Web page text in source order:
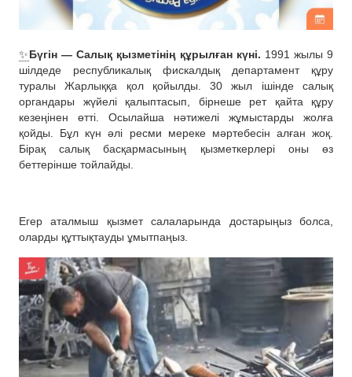
✨Бүгін — Салық қызметінің құрылған күні. 1991 жылы 9
шілдеде республикалық фискалдық департамент құру
туралы Жарлыққа қол қойылды. 30 жыл ішінде салық
органдары жүйелі қалыптасып, бірнеше рет қайта құру
кезеңінен өтті. Осылайша нәтижелі жұмыстарды жолға
қойды. Бұл күн әлі ресми мереке мәртебесін алған жоқ.
Бірақ салық басқармасының қызметкерлері оны өз
беттерінше тойлайды.
Егер аталмыш қызмет салаларында достарыңыз болса,
оларды құттықтауды ұмытпаңыз.